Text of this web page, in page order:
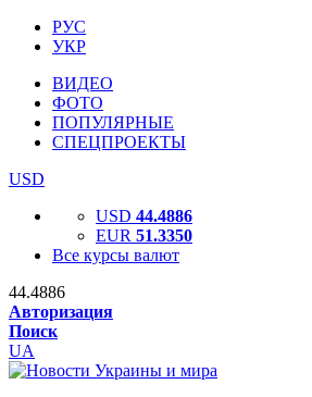
РУС
УКР
ВИДЕО
ФОТО
ПОПУЛЯРНЫЕ
СПЕЦПРОЕКТЫ
USD
USD 44.4886
EUR 51.3350
Все курсы валют
44.4886
Авторизация
Поиск
UA